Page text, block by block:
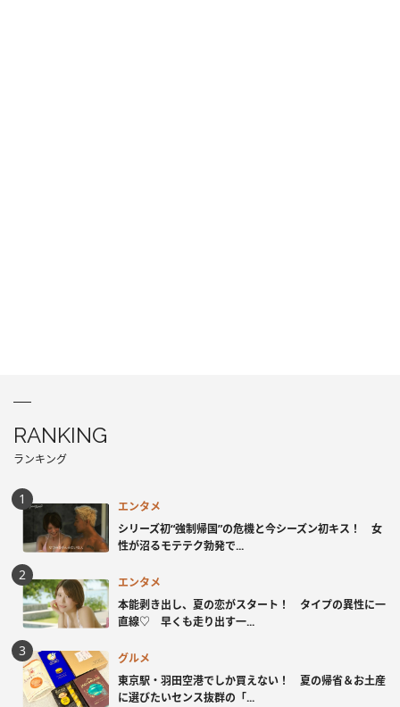
RANKING
ランキング
エンタメ
シリーズ初“強制帰国”の危機と今シーズン初キス！ 女
性が沼るモテテク勃発で...
エンタメ
本能剥き出し、夏の恋がスタート！ タイプの異性に一
直線♡ 早くも走り出す一...
グルメ
東京駅・羽田空港でしか買えない！ 夏の帰省＆お土産
に選びたいセンス抜群の「...